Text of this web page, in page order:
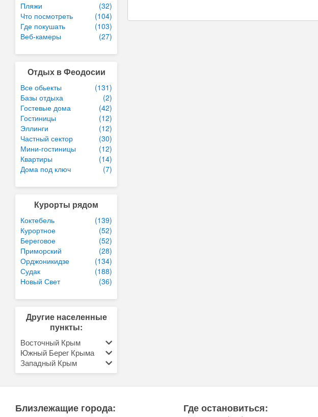
Пляжи
(32)
Что посмотреть
(104)
Где покушать
(103)
Веб-камеры
(27)
Отдых в Феодосии
Все обьекты
(131)
Базы отдыха
(2)
Гостевые дома
(42)
Гостиницы
(12)
Эллинги
(12)
Частный сектор
(30)
Мини-гостиницы
(12)
Квартиры
(14)
Дома под ключ
(7)
Курорты рядом
Коктебель
(139)
Курортное
(52)
Береговое
(52)
Приморский
(28)
Орджоникидзе
(134)
Судак
(188)
Новый Свет
(36)
Другие населенные
пункты:
Восточный Крым
Южный Берег Крыма
Западный Крым
Близлежащие города: Где остановиться: